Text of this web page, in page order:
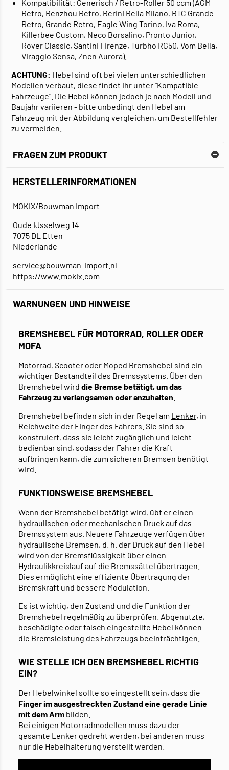
Kompatibilität: Generisch / Retro-Roller 50 ccm (AGM
Retro, Benzhou Retro, Berini Bella Milano, BTC Grande
Retro, Grande Retro, Eagle Wing Torino, Iva Roma,
Killerbee Custom, Neco Borsalino, Pronto Junior,
Rover Classic, Santini Firenze, Turbho RG50, Vom Bella,
Viraggio Sensa, Znen Aurora).
ACHTUNG: Hebel sind oft bei vielen unterschiedlichen
Modellen verbaut, diese findet ihr unter "Kompatible
Fahrzeuge". Die Hebel können jedoch je nach Modell und
Baujahr variieren - bitte unbedingt den Hebel am
Fahrzeug mit der Abbildung vergleichen, um Bestellfehler
zu vermeiden.
FRAGEN ZUM PRODUKT
HERSTELLERINFORMATIONEN
MOKIX/Bouwman Import
Oude IJsselweg 14
7075 DL Etten
Niederlande
service@bouwman-import.nl
https://www.mokix.com
WARNUNGEN UND HINWEISE
BREMSHEBEL FÜR MOTORRAD, ROLLER ODER
MOFA
Motorrad, Scooter oder Moped Bremshebel sind ein
wichtiger Bestandteil des Bremssystems. Über den
Bremshebel wird die Bremse betätigt, um das
Fahrzeug zu verlangsamen oder anzuhalten
Bremshebel befinden sich in der Regel am Lenker, in
Reichweite der Finger des Fahrers. Sie sind so
konstruiert, dass sie leicht zugänglich und leicht
bedienbar sind, sodass der Fahrer die Kraft
aufbringen kann, die zum sicheren Bremsen benötigt
wird.
FUNKTIONSWEISE BREMSHEBEL
Wenn der Bremshebel betätigt wird, übt er einen
hydraulischen oder mechanischen Druck auf das
Bremssystem aus. Neuere Fahrzeuge verfügen über
hydraulische Bremsen, d. h. der Druck auf den Hebel
wird von der Bremsflüssigkeit über einen
Hydraulikkreislauf auf die Bremssättel übertragen.
Dies ermöglicht eine effiziente Übertragung der
Bremskraft und bessere Modulation.
Es ist wichtig, den Zustand und die Funktion der
Bremshebel regelmäßig zu überprüfen. Abgenutzte,
beschädigte oder falsch eingestellte Hebel können
die Bremsleistung des Fahrzeugs beeinträchtigen.
WIE STELLE ICH DEN BREMSHEBEL RICHTIG
EIN?
Der Hebelwinkel sollte so eingestellt sein, dass die
Finger im ausgestreckten Zustand eine gerade Linie
mit dem Arm bilden.
Bei einigen Motorradmodellen muss dazu der
gesamte Lenker gedreht werden, bei anderen muss
nur die Hebelhalterung verstellt werden.